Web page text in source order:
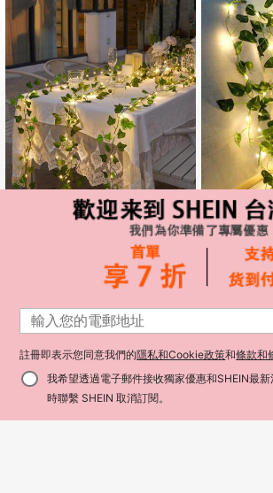
4.90 585 追蹤者
4.90 585 追蹤者
82.6 英寸（约 210 厘米）人造常绿常
春藤花环，绿色悬挂花环装饰，适用
于卧室、墙壁、婚礼、室内派对、节
2/1 件綠色
花園、婚禮
園、格柵圍
37 -3%
13% 折扣！
註冊即表示您同意我們的隱私和Cookie政策和條款和
我希望透過電子郵件接收獨家優惠和SHEIN最
時聯繫 SHEIN 取消訂閱。